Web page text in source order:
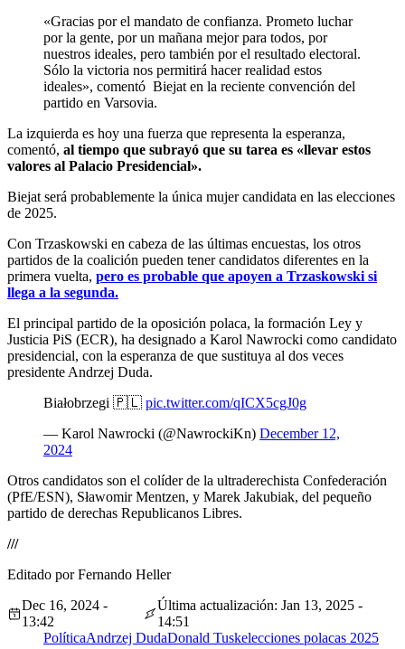
«Gracias por el mandato de confianza. Prometo luchar
por la gente, por un mañana mejor para todos, por
nuestros ideales, pero también por el resultado electoral.
Sólo la victoria nos permitirá hacer realidad estos
ideales», comentó Biejat en la reciente convención del
partido en Varsovia.
La izquierda es hoy una fuerza que representa la esperanza,
comentó, al tiempo que subrayó que su tarea es «llevar estos
valores al Palacio Presidencial».
Biejat será probablemente la única mujer candidata en las elecciones
de 2025.
Con Trzaskowski en cabeza de las últimas encuestas, los otros
partidos de la coalición pueden tener candidatos diferentes en la
primera vuelta, pero es probable que apoyen a Trzaskowski si
llega a la segunda.
El principal partido de la oposición polaca, la formación Ley y
Justicia PiS (ECR), ha designado a Karol Nawrocki como candidato
presidencial, con la esperanza de que sustituya al dos veces
presidente Andrzej Duda.
Białobrzegi 🇵🇱 pic.twitter.com/qICX5cgJ0g
— Karol Nawrocki (@NawrockiKn) December 12,
2024
Otros candidatos son el colíder de la ultraderechista Confederación
(PfE/ESN), Sławomir Mentzen, y Marek Jakubiak, del pequeño
partido de derechas Republicanos Libres.
///
Editado por Fernando Heller
Dec 16, 2024 -
13:42
Última actualización: Jan 13, 2025 -
14:51
PolíticaAndrzej DudaDonald Tuskelecciones polacas 2025